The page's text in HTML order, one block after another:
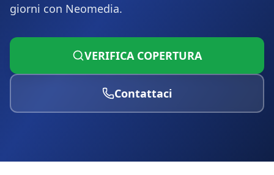
giorni con Neomedia.
VERIFICA COPERTURA
Contattaci